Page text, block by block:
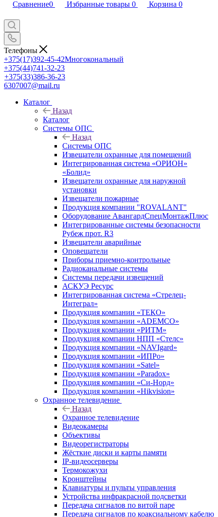
Сравнение0 Избранные товары 0 Корзина 0
Телефоны
+375(17)392-45-42Многокональный
+375(44)741-32-23
+375(33)386-36-23
6307007@mail.ru
Каталог
Назад
Каталог
Системы ОПС
Назад
Системы ОПС
Извещатели охранные для помещений
Интегрированная система «ОРИОН»
«Болид»
Извещатели охранные для наружной
установки
Извещатели пожарные
Продукция компании "ROVALANT"
Оборудование АвангардСпецМонтажПлюс
Интегрированные системы безопасности
Рубеж прот. R3
Извещатели аварийные
Оповещатели
Приборы приемно-контрольные
Радиоканальные системы
Системы передачи извещений
АСКУЭ Ресурс
Интегрированная система «Стрелец-
Интеграл»
Продукция компании «ТЕКО»
Продукция компании «ADEMCO»
Продукция компании «РИТМ»
Продукция компании НПП «Стелс»
Продукция компании «NAVIgard»
Продукция компании «ИПРо»
Продукция компании «Satel»
Продукция компании «Paradox»
Продукция компании «Си-Норд»
Продукция компании «Hikvision»
Охранное телевидение
Назад
Охранное телевидение
Видеокамеры
Объективы
Видеорегистраторы
Жёсткие диски и карты памяти
IP-видеосерверы
Термокожухи
Кронштейны
Клавиатуры и пульты управления
Устройства инфракрасной подсветки
Передача сигналов по витой паре
Передача сигналов по коаксиальному кабелю